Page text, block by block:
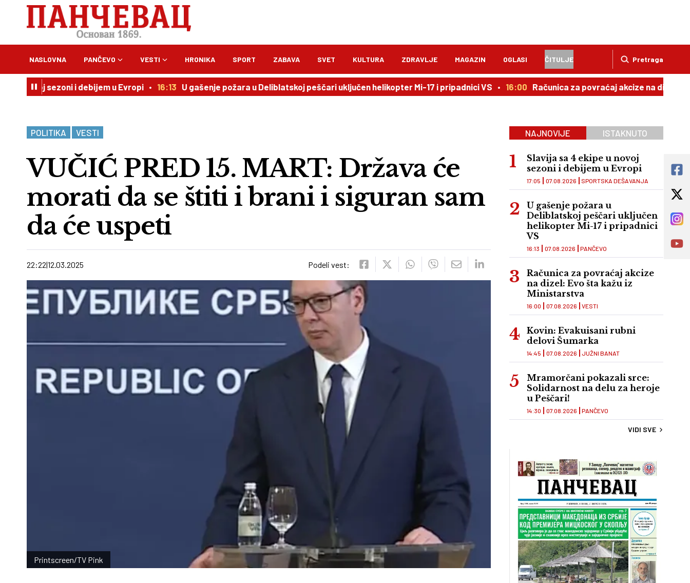
Pretraga
NASLOVNA PANČEVO VESTI HRONIKA SPORT ZABAVA SVET KULTURA ZDRAVLJE MAGAZIN OGLASI ČITULJE
novoj sezoni i debijem u Evropi 16:13 U gašenje požara u Deliblatskoj peščari uključen helikopter Mi-17 i pripadnici VS 16:00 Računica za povraćaj akcize na dizel: Evo
POLITIKA VESTI
VUČIĆ PRED 15. MART: Država će
morati da se štiti i brani i siguran sam
da će uspeti
22:22 12.03.2025 Podeli vest:
Printscreen/TV Pink
NAJNOVIJE ISTAKNUTO
Slavija sa 4 ekipe u novoj
sezoni i debijem u Evropi
SPORTSKA DEŠAVANJA
17:05 07.08.2026
U gašenje požara u
Deliblatskoj peščari uključen
helikopter Mi-17 i pripadnici
VS
PANČEVO
16:13 07.08.2026
Računica za povraćaj akcize
na dizel: Evo šta kažu iz
Ministarstva
VESTI
16:00 07.08.2026
Kovin: Evakuisani rubni
delovi Šumarka
JUŽNI BANAT
14:45 07.08.2026
Mramorčani pokazali srce:
Solidarnost na delu za heroje
u Peščari!
PANČEVO
14:30 07.08.2026
VIDI SVE